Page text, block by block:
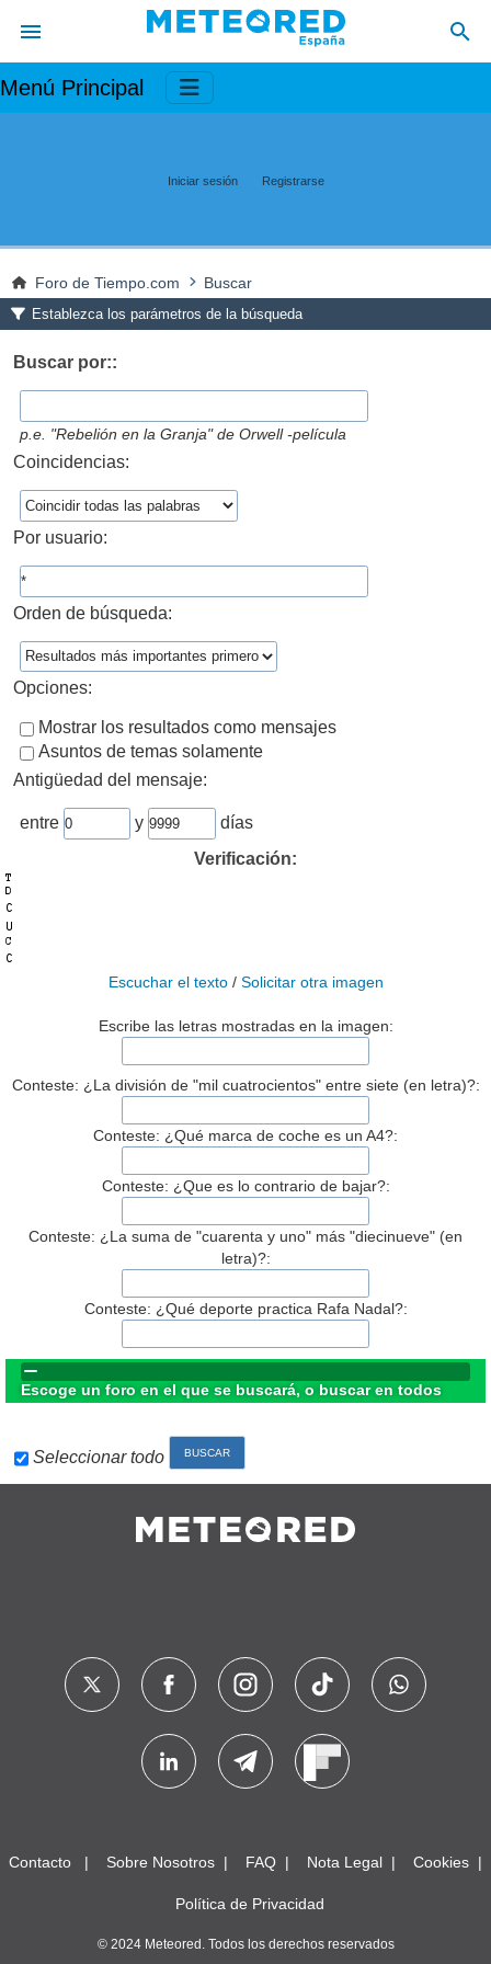
Menú Principal
Iniciar sesión Registrarse
Foro de Tiempo.com Buscar
Establezca los parámetros de la búsqueda
Buscar por::
p.e. "Rebelión en la Granja" de Orwell -película
Coincidencias:
Por usuario:
Orden de búsqueda:
Opciones:
Mostrar los resultados como mensajes
Asuntos de temas solamente
Antigüedad del mensaje:
entre y
días
Verificación:
Escuchar el texto/ Solicitar otra imagen
Escribe las letras mostradas en la imagen:
Conteste: ¿La división de "mil cuatrocientos" entre siete (en letra)?:
Conteste: ¿Qué marca de coche es un A4?:
Conteste: ¿Que es lo contrario de bajar?:
Conteste: ¿La suma de "cuarenta y uno" más "diecinueve" (en
letra)?:
Conteste: ¿Qué deporte practica Rafa Nadal?:
Escoge un foro en el que se buscará, o buscar en todos
Seleccionar todo
Contacto Sobre Nosotros FAQ Nota Legal Cookies
Política de Privacidad
© 2024 Meteored. Todos los derechos reservados